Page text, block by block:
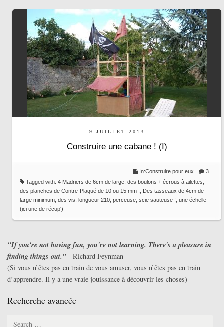
9 JUILLET 2013
Construire une cabane ! (I)
3
In:Construire pour eux
Tagged with: 4 Madriers de 6cm de large, des boulons + écrous à ailettes,
des planches de Contre-Plaqué de 10 ou 15 mm :, Des tasseaux de 4cm de
large minimum, des vis, longueur 210, perceuse, scie sauteuse !, une échelle
(ici une de récup')
"If you're not having fun, you're not learning. There's a pleasure in
finding things out." - Richard Feynman
(Si vous n’êtes pas en train de vous amuser, vous n’êtes pas en train
d’apprendre. Il y a une vraie jouissance à découvrir les choses)
Recherche avancée